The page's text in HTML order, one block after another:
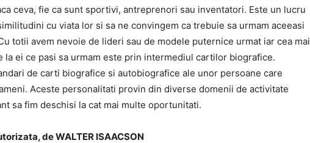
ceva, fie ca sunt sportivi, antreprenori sau inventatori. Este un lucru
cu viata lor si sa ne convingem ca trebuie sa urmam aceeasi
totii avem nevoie de lideri sau de modele puternice urmat iar cea mai
la ei ce pasi sa urmam este prin intermediul cartilor biografice.
de carti biografice si autobiografice ale unor persoane care
Aceste personalitati provin din diverse domenii de activitate
sa fim deschisi la cat mai multe oportunitati.
de WALTER ISAACSON